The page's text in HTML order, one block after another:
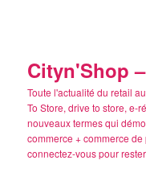
Cityn'Shop
Toute l'actualité du retail
To Store, drive to store, e-
nouveaux termes qui
commerce + commerce
connectez-vous pour